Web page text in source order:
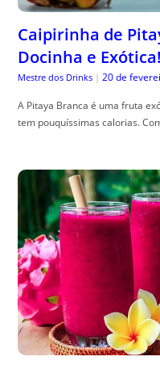
Caipirinha de
Docinha e Exótica!
Mestre dos Drinks | 20 de
A Pitaya Branca é uma fruta
tem pouquíssimas calorias.